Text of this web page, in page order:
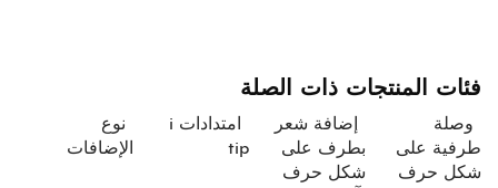
فئات المنتجات ذات الصلة
وصلة
طرفية على
شكل حرف
إضافة شعر
بطرف على
شكل حرف
امتدادات i
tip
نوع
الإضافات